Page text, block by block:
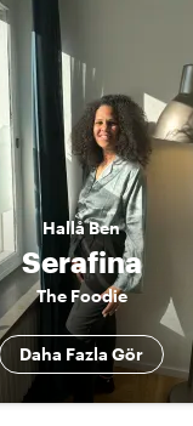
HallåBen
Serafina
The Foodie
Daha Fazla Gör